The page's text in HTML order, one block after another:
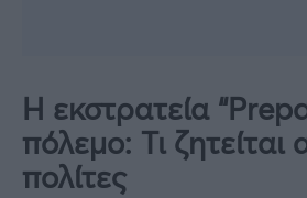
Η εκστρατεία
πόλεμο: Τι ζητείται
πολίτες